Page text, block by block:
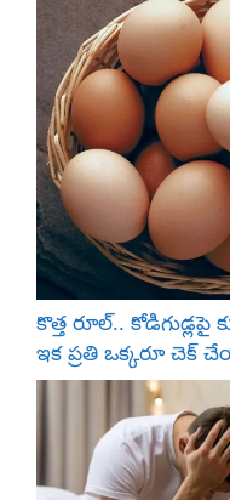
ని
.
.
!
కొత్త రూల్..
ఇక ప్రతి ఒక్కరూ చెక్